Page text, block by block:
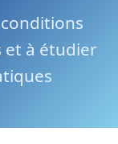
et à étudier